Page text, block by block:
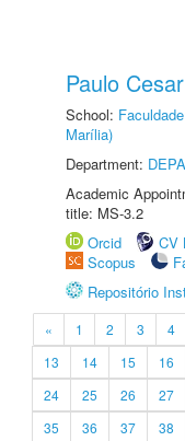
Paulo
School:
Marília)
Department:
Academic
title: MS-3.2
Orcid
CV
Scopus
Repositório
« 1 2 3 4
13
14 15 16
24
25 26 27
35
36 37 38